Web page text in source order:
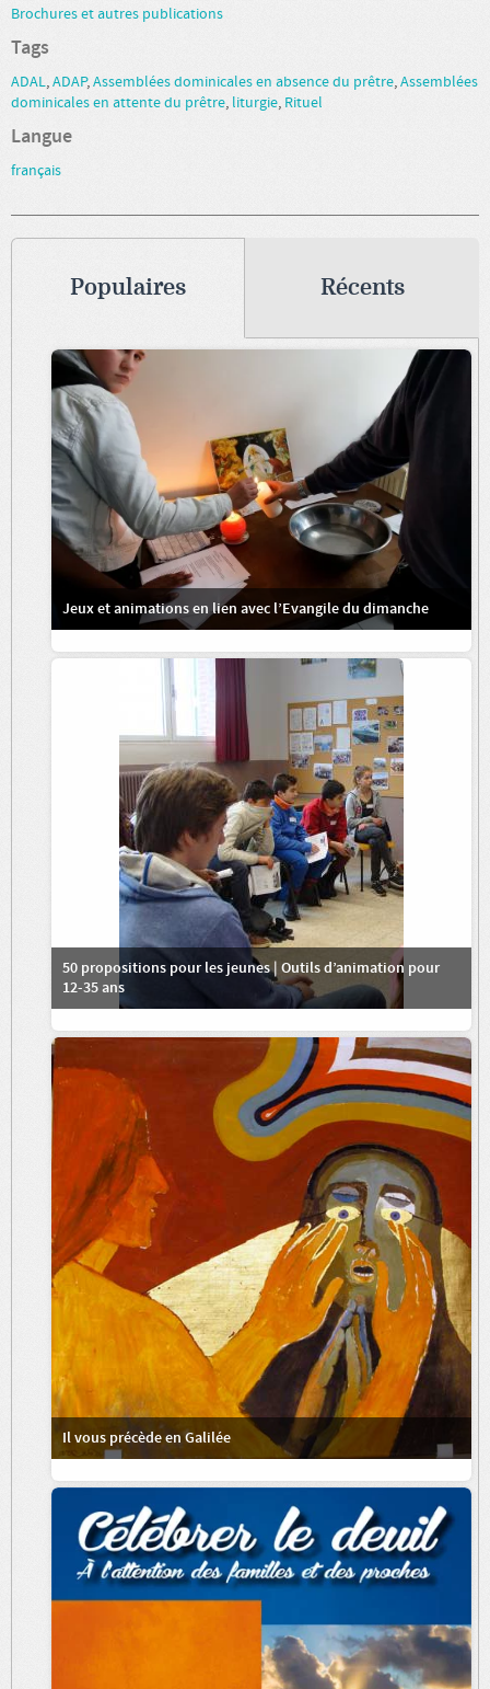
Brochures et autres publications
Tags
ADAL,ADAP,Assemblées dominicales en absence du prêtre,Assemblées
dominicales en attente du prêtre, liturgie, Rituel
Langue
français
Populaires
Jeux et animations en lien avec l’Evangile du dimanche
50 propositions pour les jeunes | Outils d’animation pour
12-35 ans
Il vous précède en Galilée
Récents